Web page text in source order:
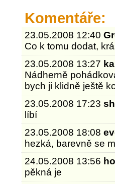
Komentáře:
23.05.2008 12:40
Co k tomu dodat,
23.05.2008 13:27
Nádherně
bych ji klidně ještě
23.05.2008 17:23
líbí
23.05.2008 18:08
hezká, barevně se
24.05.2008 13:56
pěkná je